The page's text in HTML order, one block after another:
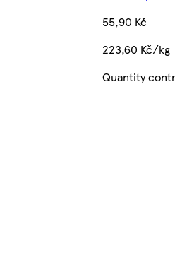
55,90 Kč
223,60 Kč/kg
Quantity